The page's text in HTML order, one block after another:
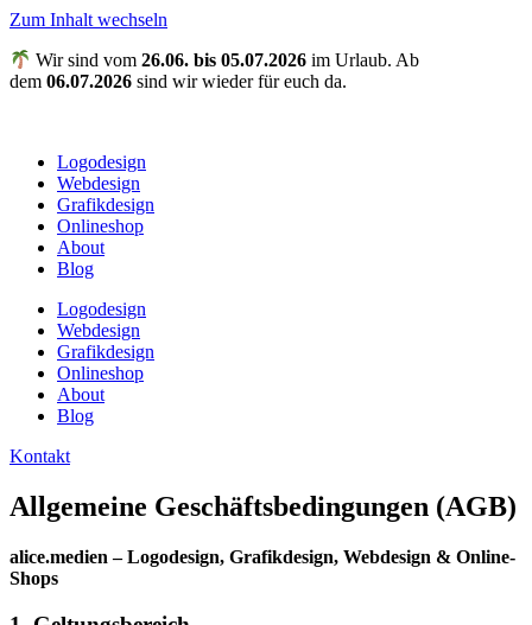
Zum Inhalt wechseln
Wir sind vom 26.06. bis 05.07.2026 im Urlaub. Ab
dem 06.07.2026 sind wir wieder für euch da.
Logodesign
Webdesign
Grafikdesign
Onlineshop
About
Blog
Logodesign
Webdesign
Grafikdesign
Onlineshop
About
Blog
Kontakt
Allgemeine Geschäftsbedingungen (AGB)
alice.medien – Logodesign, Grafikdesign, Webdesign & Online-
Shops